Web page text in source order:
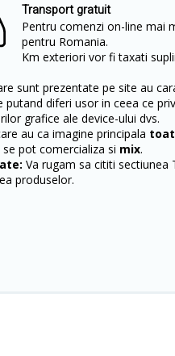
Transport gratuit
Pentru comenzi on-line mai
pentru Romania.
Km exteriori vor fi taxati
sunt prezentate pe site au
putand diferi usor in ceea ce
grafice ale device-ului dvs.
au ca imagine principala
pot comercializa si mix.
Va rugam sa cititi sectiunea
produselor.